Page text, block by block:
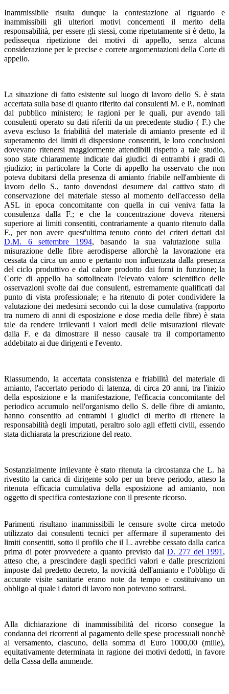
Inammissibile risulta dunque la contestazione al riguardo e
inammissibili gli ulteriori motivi concernenti il merito della
responsabilità, per essere gli stessi, come ripetutamente si è detto, la
pedissequa ripetizione dei motivi di appello, senza alcuna
considerazione per le precise e correte argomentazioni della Corte di
appello.
La situazione di fatto esistente sul luogo di lavoro dello S. è stata
accertata sulla base di quanto riferito dai consulenti M. e P., nominati
dal pubblico ministero; le ragioni per le quali, pur avendo tali
consulenti operato su dati riferiti da un precedente studio ( F.) che
aveva escluso la friabilità del materiale di amianto presente ed il
superamento dei limiti di dispersione consentiti, le loro conclusioni
dovevano ritenersi maggiormente attendibili rispetto a tale studio,
sono state chiaramente indicate dai giudici di entrambi i gradi di
giudizio; in particolare la Corte di appello ha osservato che non
poteva dubitarsi della presenza di amianto friabile nell'ambiente di
lavoro dello S., tanto dovendosi desumere dal cattivo stato di
conservazione del materiale stesso al momento dell'accesso della
ASL in epoca concomitante con quella in cui veniva fatta la
consulenza dalla F.; e che la concentrazione doveva ritenersi
superiore ai limiti consentiti, contrariamente a quanto ritenuto dalla
F., per non avere quest'ultima tenuto conto dei criteri dettati dal
D.M. 6 settembre 1994, basando la sua valutazione sulla
misurazione delle fibre aerodisperse allorchè la lavorazione era
cessata da circa un anno e pertanto non influenzata dalla presenza
del ciclo produttivo e dal calore prodotto dai forni in funzione; la
Corte di appello ha sottolineato l'elevato valore scientifico delle
osservazioni svolte dai due consulenti, estremamente qualificati dal
punto di vista professionale; e ha ritenuto di poter condividere la
valutazione dei medesimi secondo cui la dose cumulativa (rapporto
tra numero di anni di esposizione e dose media delle fibre) è stata
tale da rendere irrilevanti i valori medi delle misurazioni rilevate
dalla F. e da dimostrare il nesso causale tra il comportamento
addebitato ai due dirigenti e l'evento.
Riassumendo, la accertata consistenza e friabilità del materiale di
amianto, l'accertato periodo di latenza, di circa 20 anni, tra l'inizio
della esposizione e la manifestazione, l'efficacia concomitante del
periodico accumulo nell'organismo dello S. delle fibre di amianto,
hanno consentito ad entrambi i giudici di merito di ritenere la
responsabilità degli imputati, peraltro solo agli effetti civili, essendo
stata dichiarata la prescrizione del reato.
Sostanzialmente irrilevante è stato ritenuta la circostanza che L. ha
rivestito la carica di dirigente solo per un breve periodo, atteso la
ritenuta efficacia cumulativa della esposizione ad amianto, non
oggetto di specifica contestazione con il presente ricorso.
Parimenti risultano inammissibili le censure svolte circa metodo
utilizzato dai consulenti tecnici per affermare il superamento dei
limiti consentiti, sotto il profilo che il L. avrebbe cessato dalla carica
prima di poter provvedere a quanto previsto dal D. 277 del 1991 ,
atteso che, a prescindere dagli specifici valori e dalle prescrizioni
imposte dal predetto decreto, la novicità dell'amianto e l'obbligo di
accurate visite sanitarie erano note da tempo e costituivano un
obbligo al quale i datori di lavoro non potevano sottrarsi.
Alla dichiarazione di inammissibilità del ricorso consegue la
condanna dei ricorrenti al pagamento delle spese processuali nonchè
al versamento, ciascuno, della somma di Euro 1000,00 (mille),
equitativamente determinata in ragione dei motivi dedotti, in favore
della Cassa della ammende.